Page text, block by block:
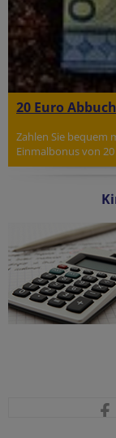
20 Euro
Zahlen Sie bequem
Einmalbonus von